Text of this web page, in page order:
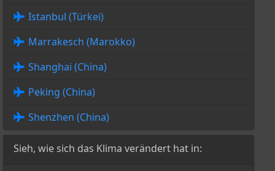
Istanbul (Türkei)
Marrakesch (Marokko)
Shanghai (China)
Peking (China)
Shenzhen (China)
Sieh, wie sich das Klima verändert hat in: